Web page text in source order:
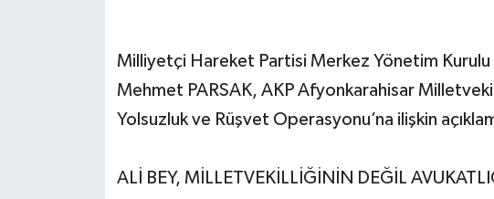
Milliyetçi Hareket Partisi Merkez Yönetim
Mehmet PARSAK, AKP Afyonkarahisar
Yolsuzluk ve Rüşvet Operasyonu’na ilişkin
ALİ BEY, MİLLETVEKİLLİĞİNİN DEĞİL